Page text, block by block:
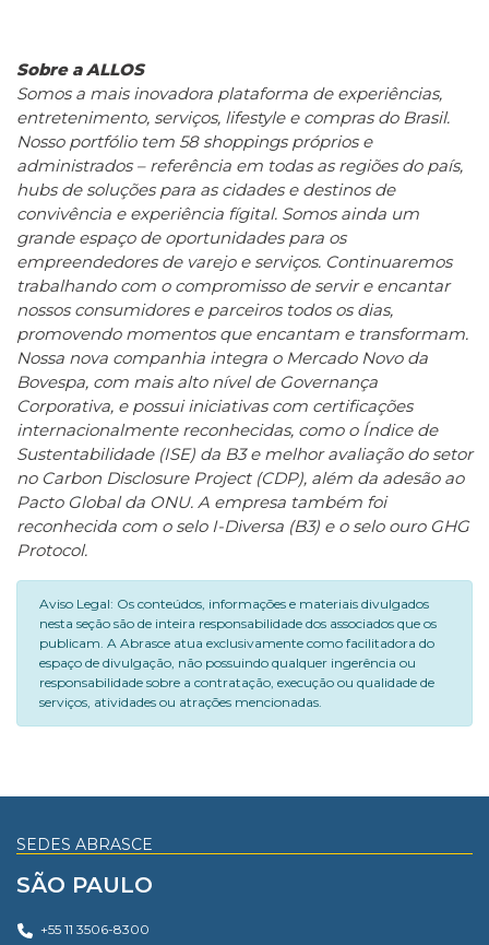
Sobre a ALLOS
Somos a mais inovadora plataforma de experiências,
entretenimento, serviços, lifestyle e compras do Brasil.
Nosso portfólio tem 58 shoppings próprios e
administrados – referência em todas as regiões do país,
hubs de soluções para as cidades e destinos de
convivência e experiência fígital. Somos ainda um
grande espaço de oportunidades para os
empreendedores de varejo e serviços. Continuaremos
trabalhando com o compromisso de servir e encantar
nossos consumidores e parceiros todos os dias,
promovendo momentos que encantam e transformam.
Nossa nova companhia integra o Mercado Novo da
Bovespa, com mais alto nível de Governança
Corporativa, e possui iniciativas com certificações
internacionalmente reconhecidas, como o Índice de
Sustentabilidade (ISE) da B3 e melhor avaliação do setor
no Carbon Disclosure Project (CDP), além da adesão ao
Pacto Global da ONU. A empresa também foi
reconhecida com o selo I-Diversa (B3) e o selo ouro GHG
Protocol.
Aviso Legal: Os conteúdos, informações e materiais divulgados
nesta seção são de inteira responsabilidade dos associados que os
publicam. A Abrasce atua exclusivamente como facilitadora do
espaço de divulgação, não possuindo qualquer ingerência ou
responsabilidade sobre a contratação, execução ou qualidade de
serviços, atividades ou atrações mencionadas.
SEDES ABRASCE
SÃO PAULO
+55 11 3506-8300